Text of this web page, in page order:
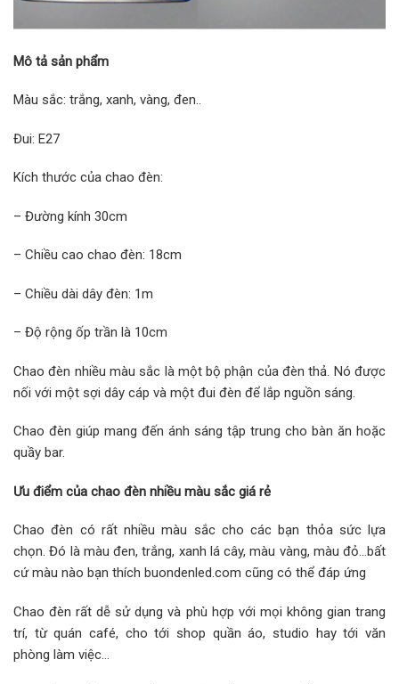
Mô tả sản phẩm
Màu sắc: trắng, xanh, vàng, đen..
Đui: E27
Kích thước của chao đèn:
– Đường kính 30cm
– Chiều cao chao đèn: 18cm
– Chiều dài dây đèn: 1m
– Độ rộng ốp trần là 10cm
Chao đèn nhiều màu sắc là một bộ phận của đèn thả. Nó được
nối với một sợi dây cáp và một đui đèn để lắp nguồn sáng.
Chao đèn giúp mang đến ánh sáng tập trung cho bàn ăn hoặc
quầy bar.
Ưu điểm của chao đèn nhiều màu sắc giá rẻ
Chao đèn có rất nhiều màu sắc cho các bạn thỏa sức lựa
chọn. Đó là màu đen, trắng, xanh lá cây, màu vàng, màu đỏ…bất
cứ màu nào bạn thích buondenled.com cũng có thể đáp ứng
Chao đèn rất dễ sử dụng và phù hợp với mọi không gian trang
trí, từ quán café, cho tới shop quần áo, studio hay tới văn
phòng làm việc…